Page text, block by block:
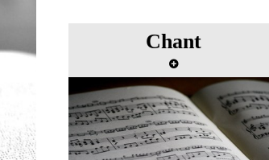
Chant
Master class de chant avec Vera
Rózsa-Nordell